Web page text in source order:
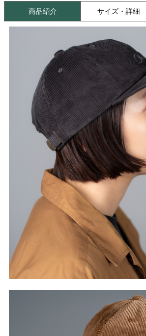
商品紹介 サイズ・詳細